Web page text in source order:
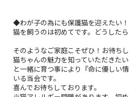
◆わが子の為にも保護猫を迎えたい！
猫を飼うのは初めてです。どうした
そのようなご家庭こそぜひ！お待ち
猫ちゃんの魅力を知っていただきた
と一緒に育つ事により『命に優しい
いる当会です。
喜んでお待ちしております。